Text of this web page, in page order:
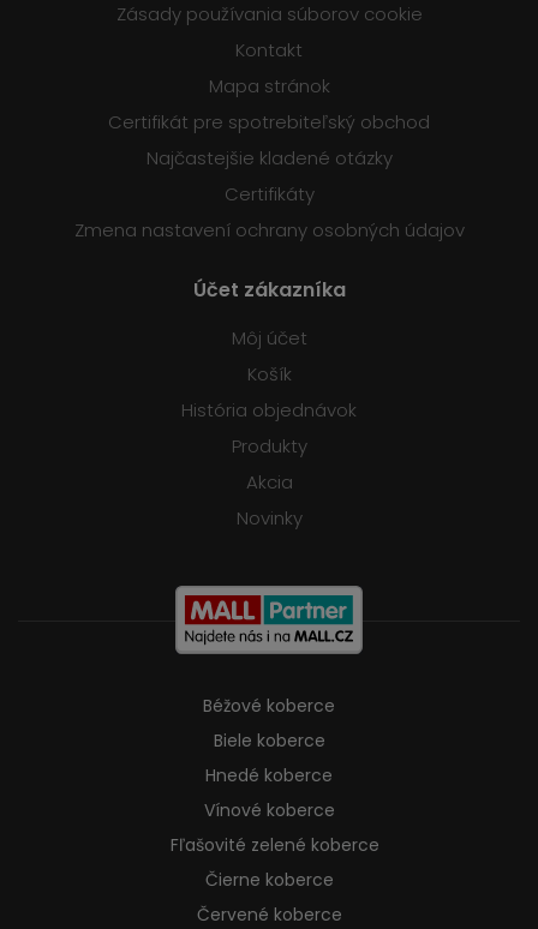
Zásady používania súborov cookie
Kontakt
Mapa stránok
Certifikát pre spotrebiteľský obchod
Najčastejšie kladené otázky
Certifikáty
Zmena nastavení ochrany osobných údajov
Účet zákazníka
Môj účet
Košík
História objednávok
Produkty
Akcia
Novinky
Béžové koberce
Biele koberce
Hnedé koberce
Vínové koberce
Fľašovité zelené koberce
Čierne koberce
Červené koberce